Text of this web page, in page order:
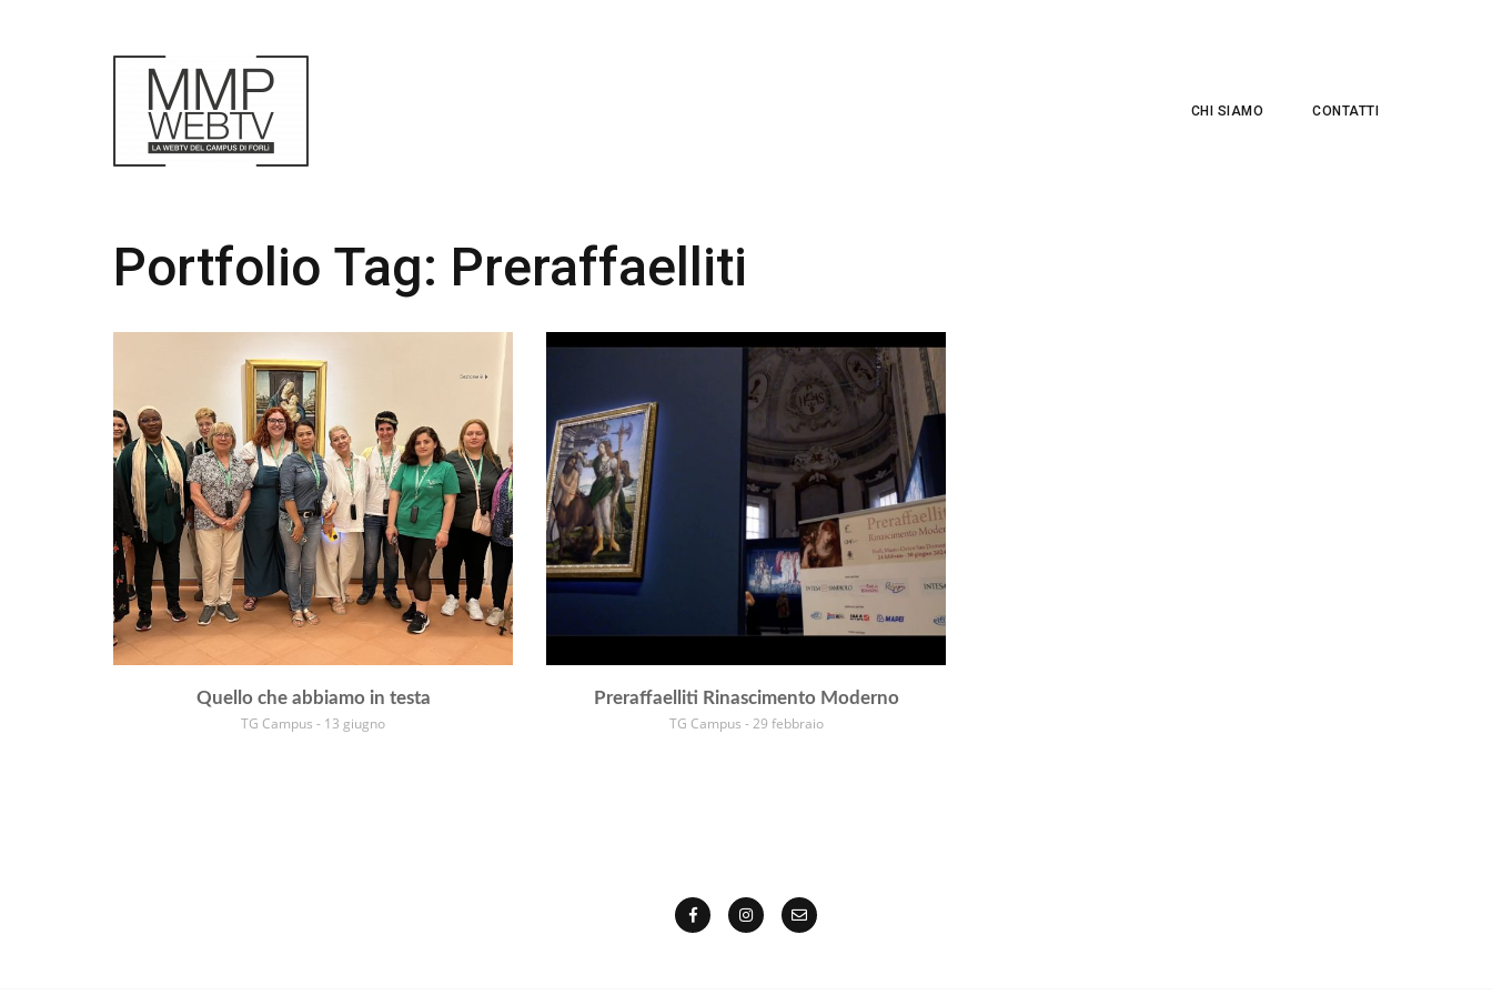
CHI SIAMO CONTATTI
Portfolio Tag: Preraffaelliti
Quello che abbiamo in testa
TG Campus - 13 giugno
Preraffaelliti Rinascimento Moderno
TG Campus - 29 febbraio